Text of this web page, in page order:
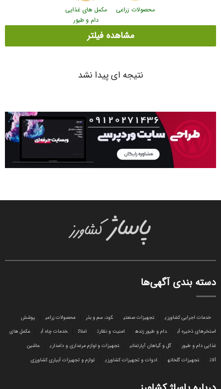
محصولات زراعی
مکمل های غذایی
دام و طیور
مشاهده فیلتر
نتیجه ای پیدا نشد
دسته بندی آگهی‌ها
خدمات اجرایی کشاورزی تجهیزات صنعتی کود، سم و بذر محصولات زراعی
پوشش
استخرهای ذخیره آب
دام و طیور زنده امنیت و نظارت املاک خدمات چاه آب
مکمل های
غذایی دام و طیور
گل و گیاهان آپارتمانی تجهیزات و لوازم مرغداری و دامداری
ماشین
آلات
تجهیزات گلخانه ادوات و تجهیزات کشاورزی لوازم و تجهیزات آبیاری کشاورزی